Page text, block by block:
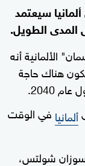
سيعتمد
المدى الطويل.
الألمانية أنه
هناك حاجة
ألمانيا في الوقت
شولتس،